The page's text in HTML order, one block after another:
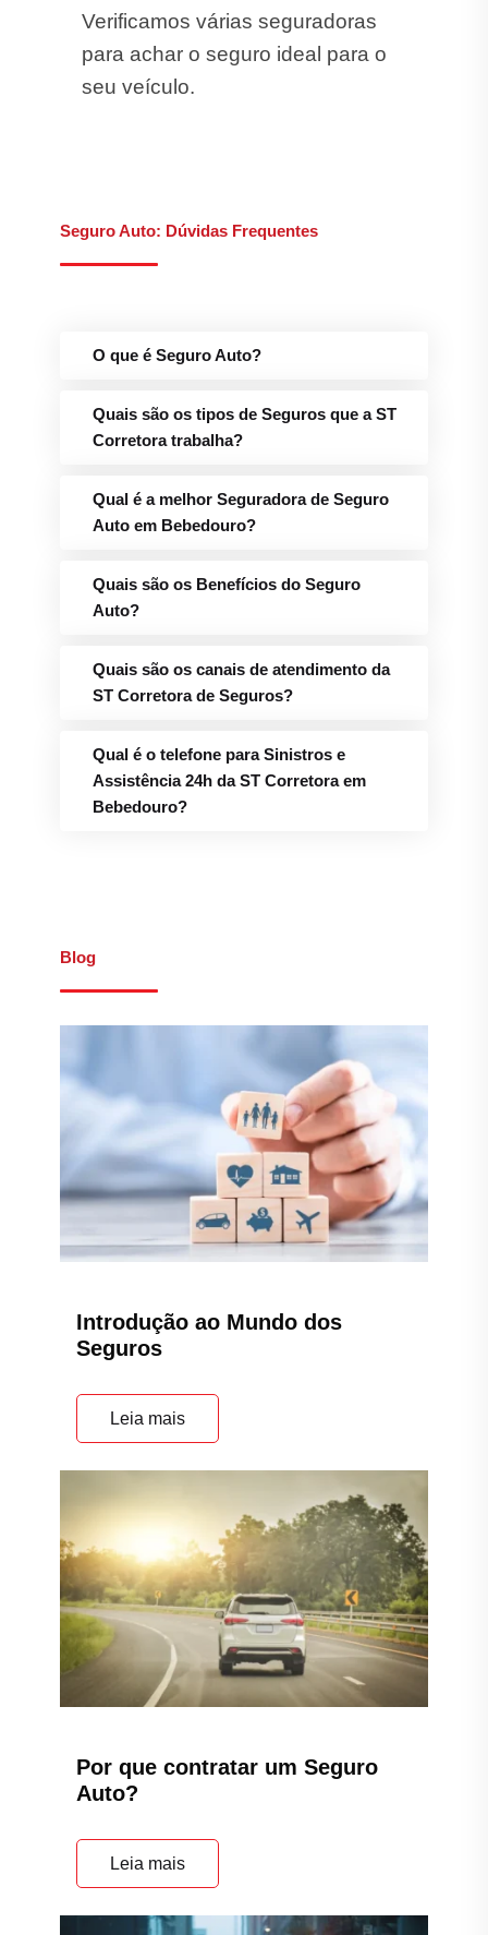
Verificamos várias seguradoras
para achar o seguro ideal para o
seu veículo.
Seguro Auto: Dúvidas Frequentes
O que é Seguro Auto?
Quais são os tipos de Seguros que a ST
Corretora trabalha?
Qual é a melhor Seguradora de Seguro
Auto em Bebedouro?
Quais são os Benefícios do Seguro
Auto?
Quais são os canais de atendimento da
ST Corretora de Seguros?
Qual é o telefone para Sinistros e
Assistência 24h da ST Corretora em
Bebedouro?
Blog
Introdução ao Mundo dos
Seguros
Leia mais
Por que contratar um Seguro
Auto?
Leia mais